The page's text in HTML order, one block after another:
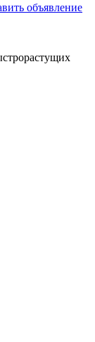
объявление